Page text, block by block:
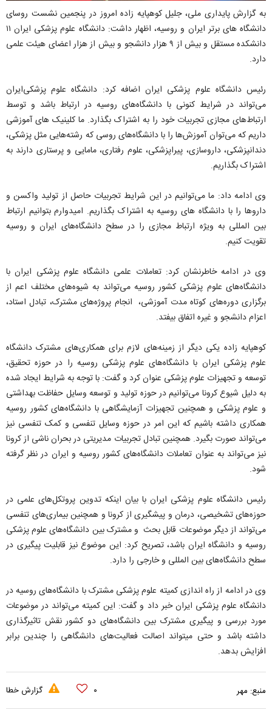
به گزارش پایداری ملی، جلیل کوهپایه زاده امروز در پنجمین نشست روسای
دانشگاه های برتر ایران و روسیه، اظهار داشت: دانشگاه علوم پزشکی ایران ۱۱
دانشکده مستقل و بیش از ۹ هزار دانشجو و بیش از هزار اعضای هیئت علمی
دارد.
رئیس دانشگاه علوم پزشکی ایران اضافه کرد: دانشگاه علوم پزشکی‌ایران
می‌تواند در شرایط کنونی با دانشگاه‌های روسیه در ارتباط باشد و توسط
ارتباط‌های مجازی تجربیات خود را به اشتراک بگذارد. ما کلینیک های آموزشی
داریم که می‌توان آموزش‌ها را با دانشگاه‌های روسی که رشته‌هایی مثل پزشکی،
دندانپزشکی، داروسازی، پیراپزشکی، علوم رفتاری، مامایی و پرستاری دارند به
اشتراک بگذاریم.
وی ادامه داد: ما می‌توانیم در این شرایط تجربیات حاصل از تولید واکسن و
داروها را با دانشگاه های روسیه به اشتراک بگذاریم. امیدوارم بتوانیم ارتباط
بین المللی به ویژه ارتباط مجازی را در سطح دانشگاه‌های ایران و روسیه
تقویت کنیم.
وی در ادامه خاطرنشان کرد: تعاملات علمی دانشگاه علوم پزشکی ایران با
دانشگاه‌های علوم پزشکی کشور روسیه می‌تواند به شیوه‌های مختلف اعم از
برگزاری دوره‌های کوتاه مدت آموزشی، انجام پروژه‌های مشترک، تبادل استاد،
اعزام دانشجو و غیره اتفاق بیفتد.
کوهپایه زاده یکی دیگر از زمینه‌های لازم برای همکاری‌های مشترک دانشگاه
علوم پزشکی ایران با دانشگاه‌های علوم پزشکی روسیه را در حوزه تحقیق،
توسعه و تجهیزات علوم پزشکی عنوان کرد و گفت: با توجه به شرایط ایجاد شده
به دلیل شیوع کرونا می‌توانیم در حوزه تولید و توسعه وسایل حفاظت بهداشتی
و علوم پزشکی و همچنین تجهیزات آزمایشگاهی با دانشگاه‌های کشور روسیه
همکاری داشته باشیم که این امر در حوزه وسایل تنفسی و کمک تنفسی نیز
می‌تواند صورت بگیرد. همچنین تبادل تجربیات مدیریتی در بحران ناشی از کرونا
نیز می‌تواند به عنوان تعاملات دانشگاه‌های کشور روسیه و ایران در نظر گرفته
شود.
رئیس دانشگاه علوم پزشکی ایران با بیان اینکه تدوین پروتکل‌های علمی در
حوزه‌های تشخیصی، درمان و پیشگیری از کرونا و همچنین بیماری‌های تنفسی
می‌تواند از دیگر موضوعات قابل بحث و مشترک بین دانشگاه‌های علوم پزشکی
روسیه و دانشگاه ایران باشد، تصریح کرد: این موضوع نیز قابلیت پیگیری در
سطح دانشگاه‌های بین المللی و خارجی را دارد.
وی در ادامه از راه اندازی کمیته علوم پزشکی مشترک با دانشگاه‌های روسیه در
دانشگاه علوم پزشکی ایران خبر داد و گفت: این کمیته می‌تواند در موضوعات
مورد بررسی و پیگیری مشترک بین دانشگاه‌های دو کشور نقش تاثیرگذاری
داشته باشد و حتی میتواند اصالت فعالیت‌های دانشگاهی را چندین برابر
افزایش بدهد.
منبع: مهر ۰ گزارش خطا